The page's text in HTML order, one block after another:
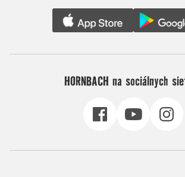
HORNBACH na sociálnych